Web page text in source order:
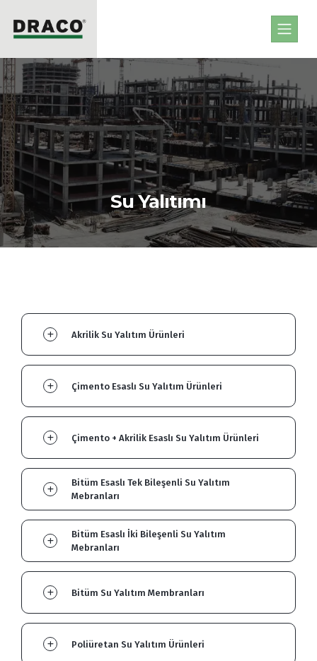
Su Yalıtımı
Akrilik Su Yalıtım Ürünleri
Çimento Esaslı Su Yalıtım Ürünleri
Çimento + Akrilik Esaslı Su Yalıtım Ürünleri
Bitüm Esaslı Tek Bileşenli Su Yalıtım
Mebranları
Bitüm Esaslı İki Bileşenli Su Yalıtım
Mebranları
Bitüm Su Yalıtım Membranları
Poliüretan Su Yalıtım Ürünleri